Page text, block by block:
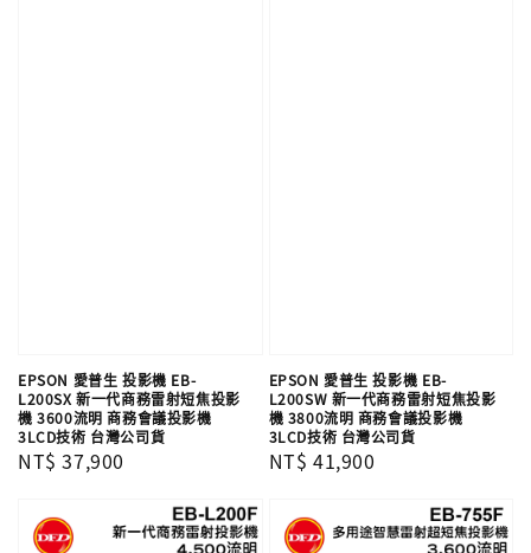
EPSON 愛普生 投影機 EB-
L200SX 新一代商務雷射短焦投影
機 3600流明 商務會議投影機
3LCD技術 台灣公司貨
Regular
NT$ 37,900
EPSON 愛普生 投影機 EB-
L200SW 新一代商務雷射短焦投影
機 3800流明 商務會議投影機
3LCD技術 台灣公司貨
Regular
NT$ 41,900